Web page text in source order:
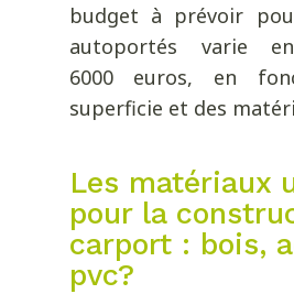
budget à prévoir
autoportés varie
6000 euros, en
superficie et des
Les matériaux
pour la
carport : bois,
pvc?